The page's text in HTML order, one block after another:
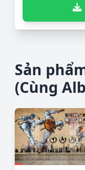
Sản
(Cùng